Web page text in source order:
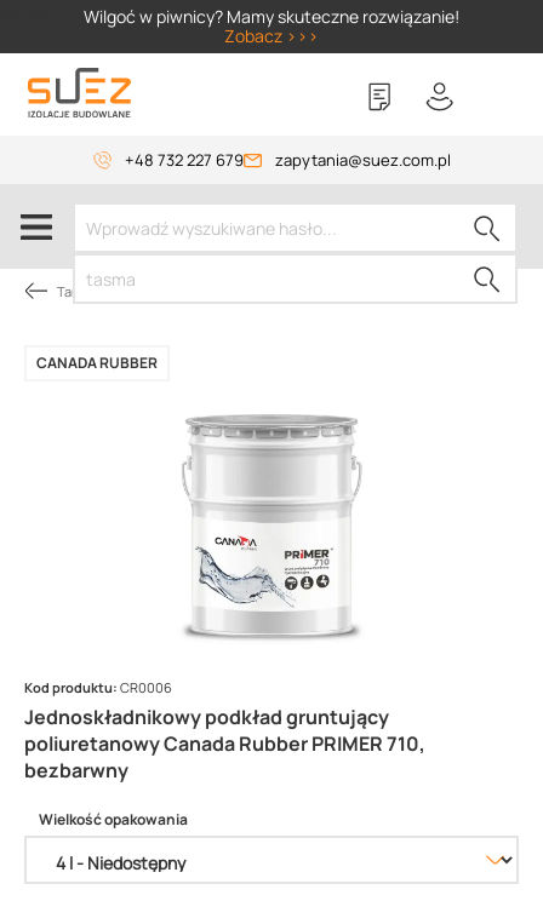
Wilgoć w piwnicy? Mamy skuteczne rozwiązanie!
Zobacz >>>
+48 732 227 679 zapytania@suez.com.pl
Tarasy i balkony z żywicy
Jednoskładnikowy podkład gruntujący
poliuretanowy Canada Rubber PRIMER 710,
bezbarwny
CANADA RUBBER
Kod produktu: CR0006
Wielkość opakowania